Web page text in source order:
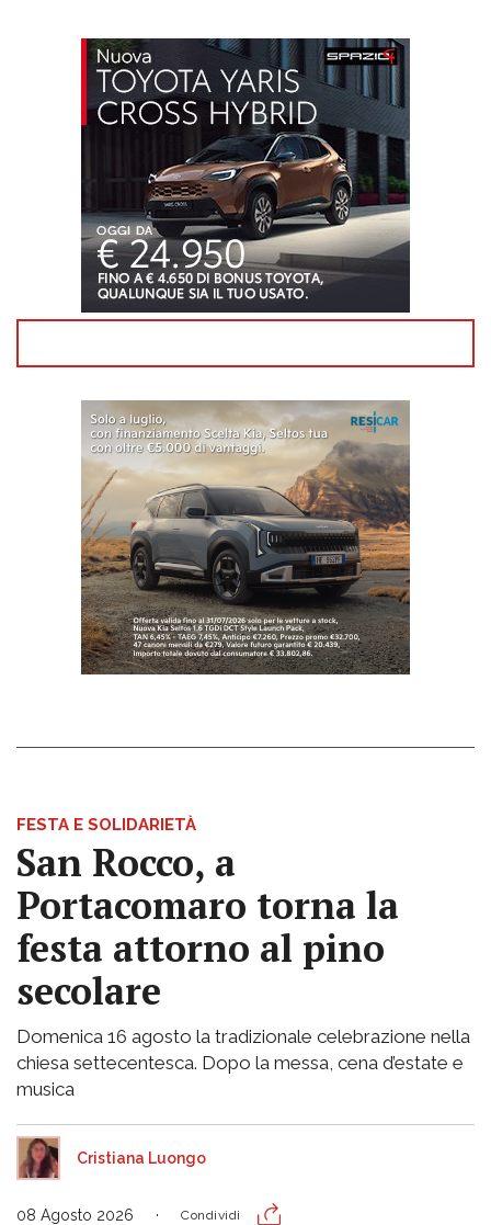
FESTA E SOLIDARIETÀ
San Rocco, a
Portacomaro torna la
festa attorno al pino
secolare
Domenica 16 agosto la tradizionale celebrazione nella
chiesa settecentesca. Dopo la messa, cena d’estate e
musica
Cristiana Luongo
08 Agosto 2026 Condividi